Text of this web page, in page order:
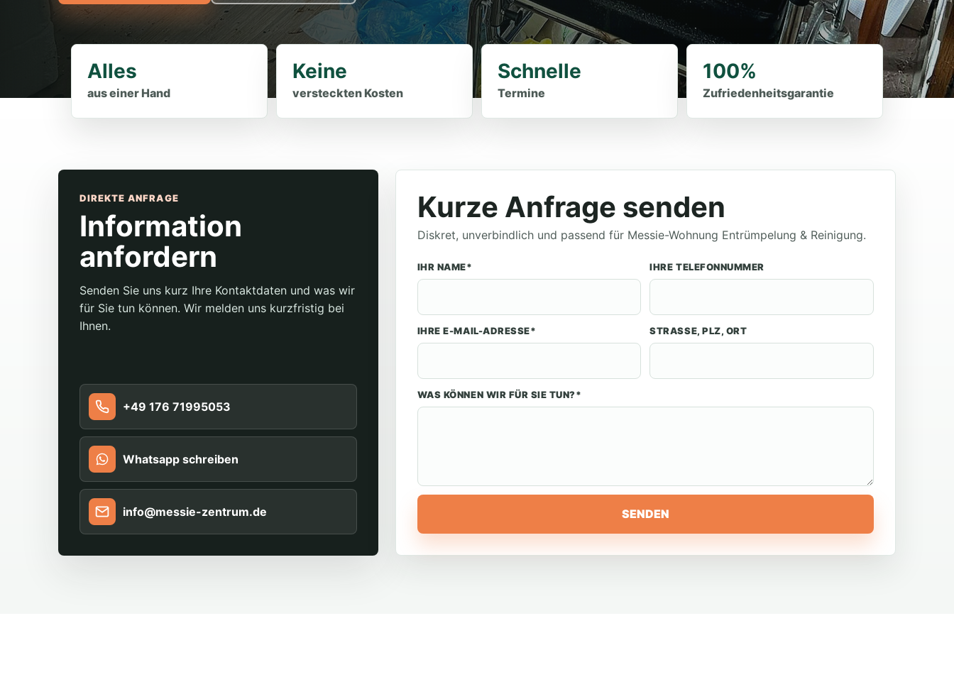
Alles
aus einer Hand
Keine
versteckten Kosten
Schnelle
Termine
100%
Zufriedenheitsgarantie
DIREKTE ANFRAGE
Information
anfordern
Senden Sie uns kurz Ihre Kontaktdaten und was wir
für Sie tun können. Wir melden uns kurzfristig bei
Ihnen.
+49 176 71995053
Whatsapp schreiben
info@messie-zentrum.de
Kurze Anfrage senden
Diskret, unverbindlich und passend für Messie-Wohnung Entrümpelung & Reinigung.
IHR NAME* IHRE TELEFONNUMMER
IHRE E-MAIL-ADRESSE* STRASSE, PLZ, ORT
WAS KÖNNEN WIR FÜR SIE TUN?*
SENDEN